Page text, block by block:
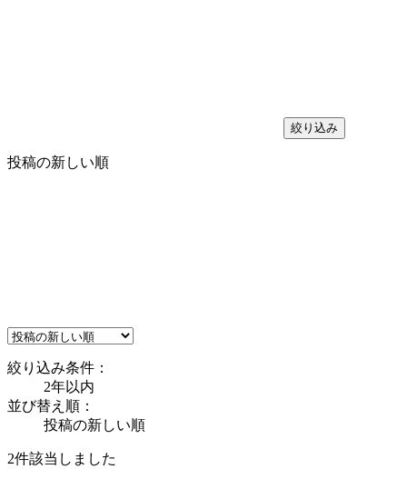
絞り込み
投稿の新しい順
絞り込み条件：
2年以内
並び替え順：
投稿の新しい順
2件該当しました